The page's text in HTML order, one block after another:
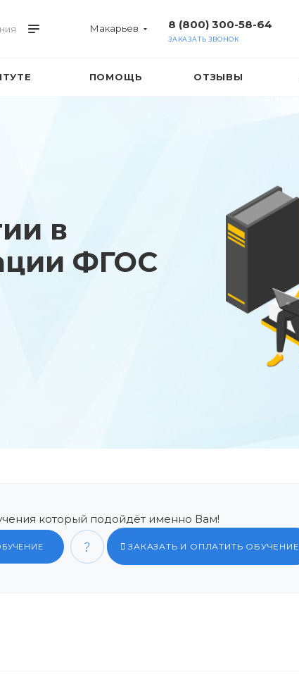
Макарьев 8 (800) 300-58-64
ЗАКАЗАТЬ ЗВОНОК
ПОМОЩЬ ОТЗЫВЫ
в
ФГОС
который подойдёт именно Вам!
ЗАКАЗАТЬ И ОПЛАТИТЬ ОБУЧЕНИЕ